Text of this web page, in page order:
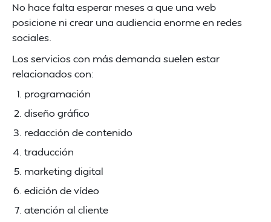
No hace falta esperar meses a que una web
posicione ni crear una audiencia enorme en redes
sociales.
Los servicios con más demanda suelen estar
relacionados con:
programación
diseño gráfico
redacción de contenido
traducción
marketing digital
edición de vídeo
atención al cliente